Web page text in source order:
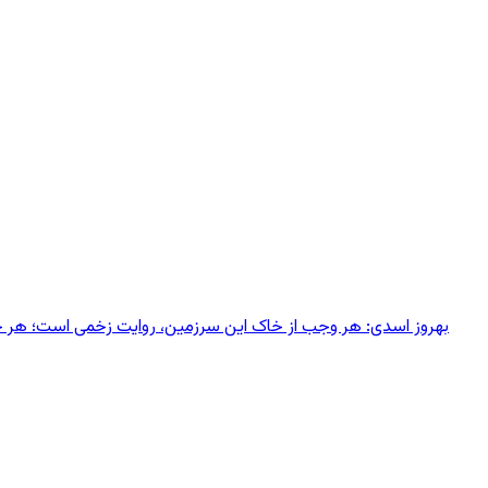
بهروز اسدی: هر وجب از خاک‌ این سرزمین، روایت زخمی است؛ هر